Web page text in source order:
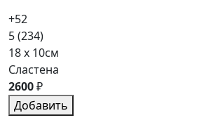
+52
5(234)
18 x 10см
Сластена
2600₽
Добавить